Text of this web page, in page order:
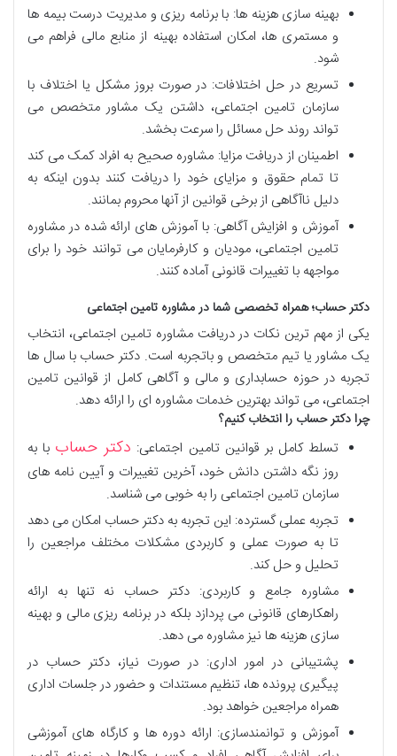
بهینه سازی هزینه ها: با برنامه ریزی و مدیریت درست بیمه ها
و مستمری ها، امکان استفاده بهینه از منابع مالی فراهم می
شود.
تسریع در حل اختلافات: در صورت بروز مشکل یا اختلاف با
سازمان تامین اجتماعی، داشتن یک مشاور متخصص می
تواند روند حل مسائل را سرعت بخشد.
اطمینان از دریافت مزایا: مشاوره صحیح به افراد کمک می کند
تا تمام حقوق و مزایای خود را دریافت کنند بدون اینکه به
دلیل ناآگاهی از برخی قوانین از آنها محروم بمانند.
آموزش و افزایش آگاهی: با آموزش های ارائه شده در مشاوره
تامین اجتماعی، مودیان و کارفرمایان می توانند خود را برای
مواجهه با تغییرات قانونی آماده کنند.
دکتر حساب؛ همراه تخصصی شما در مشاوره تامین اجتماعی
یکی از مهم ترین نکات در دریافت مشاوره تامین اجتماعی، انتخاب
یک مشاور یا تیم متخصص و باتجربه است. دکتر حساب با سال ها
تجربه در حوزه حسابداری و مالی و آگاهی کامل از قوانین تامین
اجتماعی، می تواند بهترین خدمات مشاوره ای را ارائه دهد.
چرا دکتر حساب را انتخاب کنیم؟
تسلط کامل بر قوانین تامین اجتماعی: دکتر حساب با به
روز نگه داشتن دانش خود، آخرین تغییرات و آیین نامه های
سازمان تامین اجتماعی را به خوبی می شناسد.
تجربه عملی گسترده: این تجربه به دکتر حساب امکان می دهد
تا به صورت عملی و کاربردی مشکلات مختلف مراجعین را
تحلیل و حل کند.
مشاوره جامع و کاربردی: دکتر حساب نه تنها به ارائه
راهکارهای قانونی می پردازد بلکه در برنامه ریزی مالی و بهینه
سازی هزینه ها نیز مشاوره می دهد.
پشتیبانی در امور اداری: در صورت نیاز، دکتر حساب در
پیگیری پرونده ها، تنظیم مستندات و حضور در جلسات اداری
همراه مراجعین خواهد بود.
آموزش و توانمندسازی: ارائه دوره ها و کارگاه های آموزشی